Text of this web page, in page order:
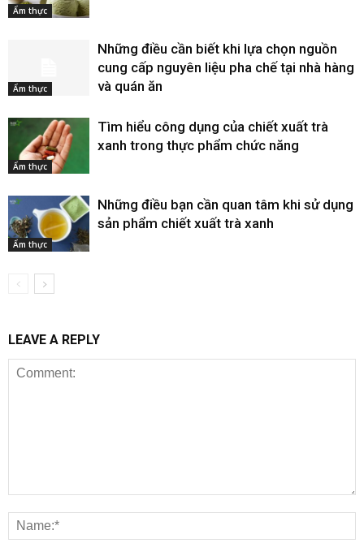
Ẩm thực
Ẩm thực
Những điều cần biết khi lựa chọn nguồn
cung cấp nguyên liệu pha chế tại nhà hàng
và quán ăn
Ẩm thực
Tìm hiểu công dụng của chiết xuất trà
xanh trong thực phẩm chức năng
Ẩm thực
Những điều bạn cần quan tâm khi sử dụng
sản phẩm chiết xuất trà xanh
LEAVE A REPLY